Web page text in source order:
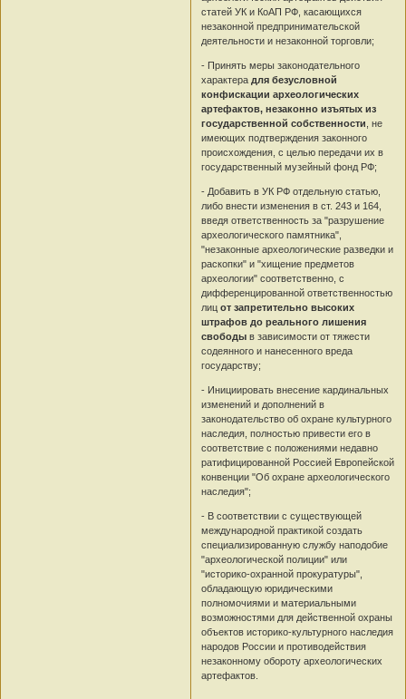
статей УК и КоАП РФ, касающихся
незаконной предпринимательской
деятельности и незаконной торговли;
- Принять меры законодательного
характера для безусловной
конфискации археологических
артефактов, незаконно изъятых из
государственной собственности , не
имеющих подтверждения законного
происхождения, с целью передачи их в
государственный музейный фонд РФ;
- Добавить в УК РФ отдельную статью,
либо внести изменения в ст. 243 и 164,
введя ответственность за "разрушение
археологического памятника",
"незаконные археологические разведки и
раскопки" и "хищение предметов
археологии" соответственно, с
дифференцированной ответственностью
лицот запретительно высоких
штрафов до реального лишения
свободы в зависимости от тяжести
содеянного и нанесенного вреда
государству;
- Инициировать внесение кардинальных
изменений и дополнений в
законодательство об охране культурного
наследия, полностью привести его в
соответствие с положениями недавно
ратифицированной Россией Европейской
конвенции "Об охране археологического
наследия";
- В соответствии с существующей
международной практикой создать
специализированную службу наподобие
"археологической полиции" или
"историко-охранной прокуратуры",
обладающую юридическими
полномочиями и материальными
возможностями для действенной охраны
объектов историко-культурного наследия
народов России и противодействия
незаконному обороту археологических
артефактов.